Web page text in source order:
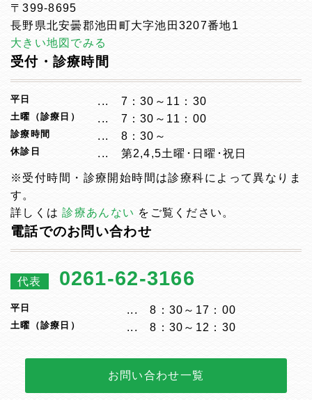
〒399-8695
長野県北安曇郡池田町大字池田3207番地1
大きい地図でみる
受付・診療時間
平日 7：30～11：30
土曜（診療日） 7：30～11：00
診療時間 8：30～
休診日 第2,4,5土曜･日曜･祝日
※受付時間・診療開始時間は診療科によって異なりま
す。
詳しくは診療あんない をご覧ください。
電話でのお問い合わせ
代表 0261-62-3166
平日 8：30～17：00
土曜（診療日） 8：30～12：30
お問い合わせ一覧